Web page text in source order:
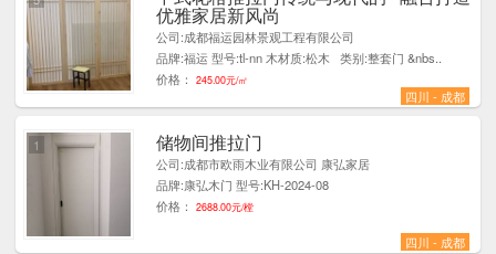
优雅家居新风尚
公司:成都福运园林景观工程有限公司
品牌:福运 型号:tl-nn 木材质:松木 类别:整套门 &nbs..
价格：
245.00元/㎡
四川 - 成都
储物间推拉门
公司:成都市欧雨木业有限公司 康弘家居
品牌:康弘木门 型号:KH-2024-08
价格：
2688.00元/樘
四川 - 成都
1